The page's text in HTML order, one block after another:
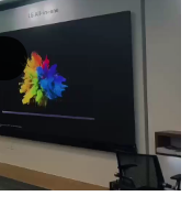
đã chính thức được
the Year 2026 cho
Giải thưởng danh giá
việc phát triển các
cho hệ sinh thái
với Google Meet,
kết nối — giúp mô
tự nhiên hơn và đậm ch